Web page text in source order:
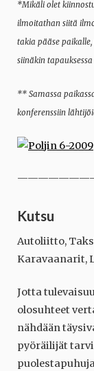
*Mikäli olet
ilmoitathan siitä
takia pääse
siinäkin
** Samassa
konferenssiin
Kutsu
Autoliitto,
Karavaanarit,
Jotta
olosuhteet
nähdään
pyöräilijät